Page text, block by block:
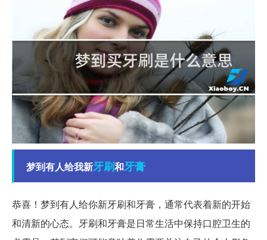
梦到有人给我新牙刷和牙膏
恭喜！梦到有人给你新牙刷和牙膏，通常代表着新的开始
和清新的心态。牙刷和牙膏是日常生活中保持口腔卫生的